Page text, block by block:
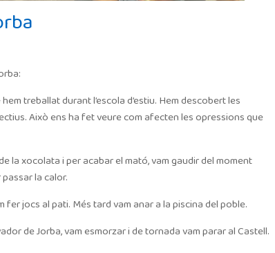
treballat durant l’escola d’estiu. Hem descobert les
Això ens ha fet veure com afecten les opressions que
la xocolata i per acabar el mató, vam gaudir del moment
la calor.
jocs al pati. Més tard vam anar a la piscina del poble.
de Jorba, vam esmorzar i de tornada vam parar al Castell.